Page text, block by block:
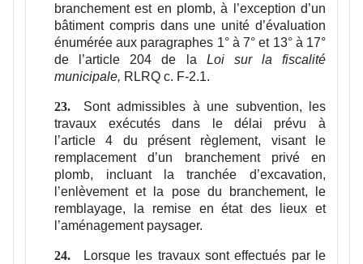
branchement est en plomb, à l’exception d’un
bâtiment compris dans une unité d’évaluation
énumérée aux paragraphes 1° à 7° et 13° à 17°
de l’article 204 de la Loi sur la fiscalité
municipale, RLRQ c. F-2.1.
23.
Sont admissibles à une subvention, les
travaux exécutés dans le délai prévu à
l’article 4 du présent règlement, visant le
remplacement d’un branchement privé en
plomb, incluant la tranchée d’excavation,
l’enlèvement et la pose du branchement, le
remblayage, la remise en état des lieux et
l’aménagement paysager.
24.
Lorsque les travaux sont effectués par le